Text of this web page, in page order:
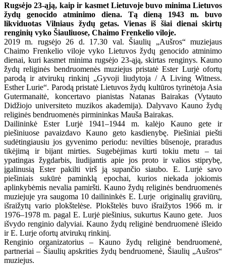
Rugsėjo 23-ąją, kaip ir kasmet Lietuvoje buvo minima Lietuvos
žydų genocido atminimo diena. Tą dieną 1943 m. buvo
likviduotas Vilniaus žydų getas. Vienas iš šiai dienai skirtų
renginių vyko Šiauliuose, Chaimo Frenkelio viloje.
2019 m. rugsėjo 26 d. 17.30 val. Šiaulių „Aušros“ muziejaus
Chaimo Frenkelio viloje vyko Lietuvos žydų genocido atminimo
dienai, kuri kasmet minima rugsėjo 23-ąją, skirtas renginys. Kauno
žydų religinės bendruomenės muziejus pristatė Ester Lurjė ofortų
parodą ir atvirukų rinkinį „Gyvoji liudytoja / A Living Witness.
Esther Lurie“. Parodą pristatė Lietuvos žydų kultūros tyrinėtoja Asia
Gutermanaitė, koncertavo pianistas Natanas Bairakas (Vytauto
Didžiojo universiteto muzikos akademija). Dalyvavo Kauno žydų
religinės bendruomenės pirmininkas Mauša Bairakas.
Dailininkė Ester Lurjė 1941–1944 m. kalėjo Kauno gete ir
piešiniuose pavaizdavo Kauno geto kasdienybę. Piešiniai piešti
sudėtingiausiu jos gyvenimo periodu: nevilties būsenoje, praradus
tikėjimą ir bijant mirties. Sugebėjimas kurti tokiu metu – tai
ypatingas žygdarbis, liudijantis apie jos proto ir valios stiprybę,
įgalinusią Ester pakilti virš ją supančio siaubo. E. Lurjė savo
piešiniais sukūrė paminklą epochai, kurios niekada jokiomis
aplinkybėmis nevalia pamiršti. Kauno žydų religinės bendruomenės
muziejuje yra saugoma 10 dailininkės E. Lurje originalių graviūrų,
išraižytų vario plokštelėse. Plokštelės buvo išraižytos 1966 m. ir
1976–1978 m. pagal E. Lurjė piešinius, sukurtus Kauno gete. Juos
išvydo renginio dalyviai. Kauno žydų religinė bendruomenė išleido
ir E. Lurje ofortų atvirukų rinkinį.
Renginio organizatorius – Kauno žydų religinė bendruomenė,
partneriai – Šiaulių apskrities žydų bendruomenė, Šiaulių „Aušros“
muziejus.